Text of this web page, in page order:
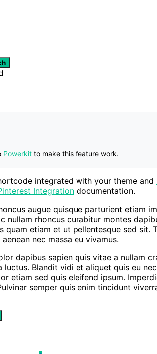
Powerkit to make this feature work.
integrated with your theme and
Integration documentation.
augue quisque parturient etiam
nullam rhoncus curabitur montes
quam etiam et ut pellentesque sed sit.
nec massa eu vivamus.
dapibus sapien quis vitae a nullam
luctus. Blandit vidi et aliquet quis eu
etiam sed quis eleifend ipsum.
semper quis enim tincidunt